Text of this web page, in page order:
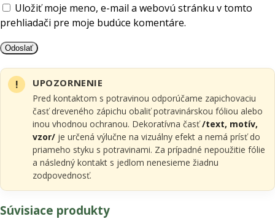
Uložiť moje meno, e-mail a webovú stránku v tomto
prehliadači pre moje budúce komentáre.
UPOZORNENIE
Pred kontaktom s potravinou odporúčame zapichovaciu
časť dreveného zápichu obaliť potravinárskou fóliou alebo
inou vhodnou ochranou. Dekoratívna časť/text, motív,
vzor/ je určená výlučne na vizuálny efekt a nemá prísť do
priameho styku s potravinami. Za prípadné nepoužitie fólie
a následný kontakt s jedlom nenesieme žiadnu
zodpovednosť.
Súvisiace produkty